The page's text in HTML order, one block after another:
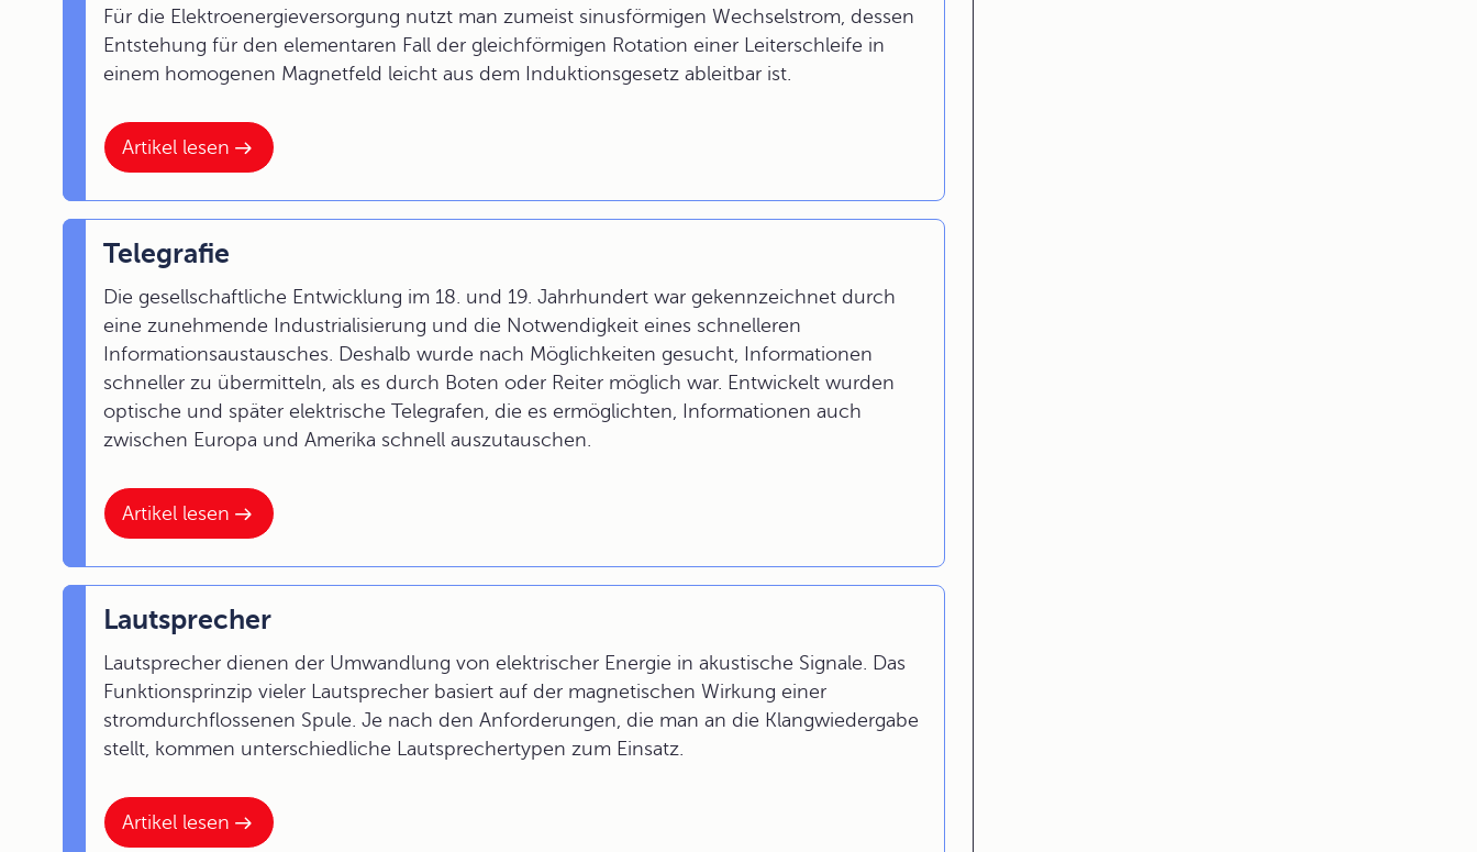
Artikel lesen
Für die Elektroenergieversorgung nutzt man zumeist sinusförmigen Wechselstrom, dessen
Entstehung für den elementaren Fall der gleichförmigen Rotation einer Leiterschleife in
einem homogenen Magnetfeld leicht aus dem Induktionsgesetz ableitbar ist.
Artikel lesen
Telegrafie
Die gesellschaftliche Entwicklung im 18. und 19. Jahrhundert war gekennzeichnet durch
eine zunehmende Industrialisierung und die Notwendigkeit eines schnelleren
Informationsaustausches. Deshalb wurde nach Möglichkeiten gesucht, Informationen
schneller zu übermitteln, als es durch Boten oder Reiter möglich war. Entwickelt wurden
optische und später elektrische Telegrafen, die es ermöglichten, Informationen auch
zwischen Europa und Amerika schnell auszutauschen.
Artikel lesen
Lautsprecher
Lautsprecher dienen der Umwandlung von elektrischer Energie in akustische Signale. Das
Funktionsprinzip vieler Lautsprecher basiert auf der magnetischen Wirkung einer
stromdurchflossenen Spule. Je nach den Anforderungen, die man an die Klangwiedergabe
stellt, kommen unterschiedliche Lautsprechertypen zum Einsatz.